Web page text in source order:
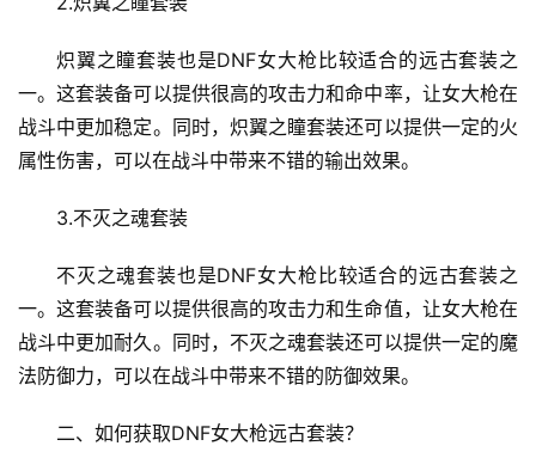
炽翼之瞳套装也是DNF女大枪比较适合的远古套装之
一。这套装备可以提供很高的攻击力和命中率，让女大枪在
战斗中更加稳定。同时，炽翼之瞳套装还可以提供一定的火
属性伤害，可以在战斗中带来不错的输出效果。
3.不灭之魂套装
不灭之魂套装也是DNF女大枪比较适合的远古套装之
一。这套装备可以提供很高的攻击力和生命值，让女大枪在
战斗中更加耐久。同时，不灭之魂套装还可以提供一定的魔
法防御力，可以在战斗中带来不错的防御效果。
二、如何获取DNF女大枪远古套装？